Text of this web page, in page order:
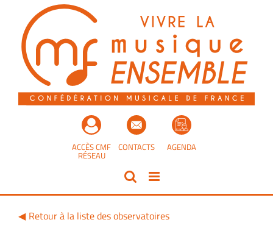
contenu
AGENDA
CONTACTS
ACCÈS CMF
RÉSEAU
Retour à la liste des observatoires